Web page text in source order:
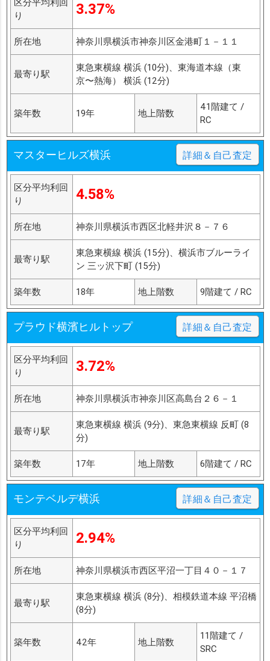
区分平均利回
り
3.37%
所在地 神奈川県横浜市神奈川区金港町１－１１
最寄り駅
東急東横線 横浜 (10分)、東海道本線（東
京〜熱海） 横浜 (12分)
築年数 19年 地上階数
41階建て /
RC
マスターヒルズ横浜 詳細＆自己査定
区分平均利回
り
4.58%
所在地 神奈川県横浜市西区北軽井沢８－７６
最寄り駅
東急東横線 横浜 (15分)、横浜市ブルーライ
ン 三ッ沢下町 (15分)
築年数 18年 地上階数 9階建て / RC
プラウド横濱ヒルトップ 詳細＆自己査定
区分平均利回
り
3.72%
所在地 神奈川県横浜市神奈川区高島台２６－１
最寄り駅
東急東横線 横浜 (9分)、東急東横線 反町 (8
分)
築年数 17年 地上階数 6階建て / RC
モンテベルデ横浜 詳細＆自己査定
区分平均利回
り
2.94%
所在地 神奈川県横浜市西区平沼一丁目４０－１７
最寄り駅
東急東横線 横浜 (8分)、相模鉄道本線 平沼橋
(8分)
築年数 42年 地上階数
11階建て /
SRC